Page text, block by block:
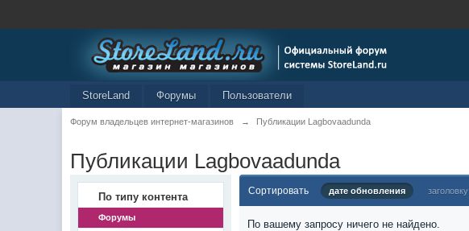
StoreLand Форумы Пользователи
Форум владельцев интернет-магазинов → Публикации Lagbovaadunda
Публикации Lagbovaadunda
По типу контента
Форумы
Сортировать дате обновления заголовку
По вашему запросу ничего не найдено.